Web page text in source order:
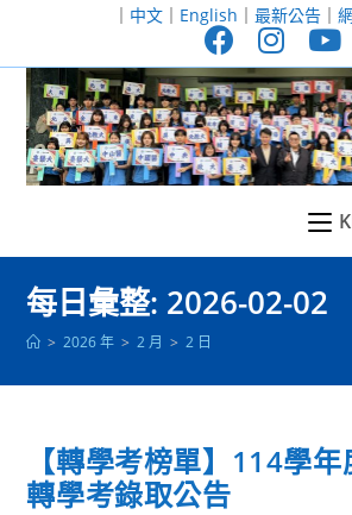
至
｜ 中文｜ English ｜ 最新公告｜
每日彙整: 2026-02-02
> 2026 年 > 2 月 > 2 日
【轉學考榜單】114學
轉學考錄取公告